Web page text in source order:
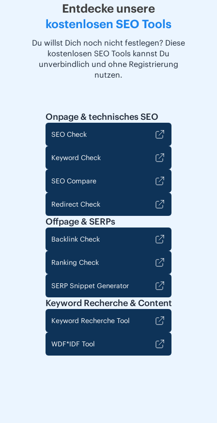
Entdecke unsere
kostenlosen SEO Tools
Du willst Dich noch nicht festlegen? Diese
kostenlosen SEO Tools kannst Du
unverbindlich und ohne Registrierung
nutzen.
Onpage & technisches SEO
SEO Check
Keyword Check
SEO Compare
Redirect Check
Offpage & SERPs
Backlink Check
Ranking Check
SERP Snippet Generator
Keyword Recherche & Content
Keyword Recherche Tool
WDF*IDF Tool